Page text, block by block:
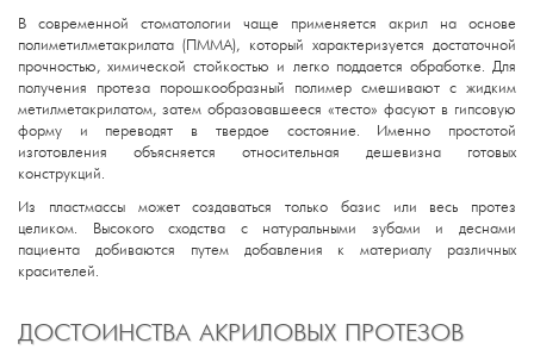
В современной стоматологии чаще применяется акрил на основе
полиметилметакрилата (ПММА), который характеризуется достаточной
прочностью, химической стойкостью и легко поддается обработке. Для
получения протеза порошкообразный полимер смешивают с жидким
метилметакрилатом, затем образовавшееся «тесто» фасуют в гипсовую
форму и переводят в твердое состояние. Именно простотой
изготовления объясняется относительная дешевизна готовых
конструкций.
Из пластмассы может создаваться только базис или весь протез
целиком. Высокого сходства с натуральными зубами и деснами
пациента добиваются путем добавления к материалу различных
красителей.
ДОСТОИНСТВА АКРИЛОВЫХ ПРОТЕЗОВ